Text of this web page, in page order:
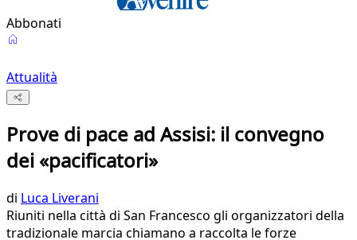
Abbonati
Attualità
Prove di pace ad Assisi: il convegno
dei «pacificatori»
di Luca Liverani
Riuniti nella città di San Francesco gli organizzatori della
tradizionale marcia chiamano a raccolta le forze